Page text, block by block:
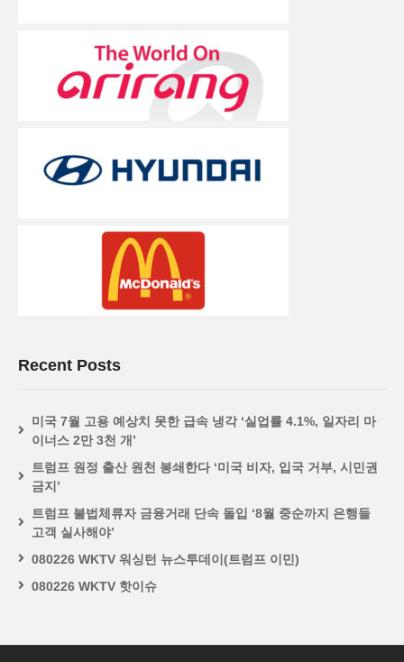
Recent Posts
미국 7월 고용 예상치 못한 급속 냉각 ‘실업률 4.1%, 일자리 마
이너스 2만 3천 개’
트럼프 원정 출산 원천 봉쇄한다 ‘미국 비자, 입국 거부, 시민권
금지’
트럼프 불법체류자 금융거래 단속 돌입 ‘8월 중순까지 은행들
고객 실사해야’
080226 WKTV 워싱턴 뉴스투데이(트럼프 이민)
080226 WKTV 핫이슈